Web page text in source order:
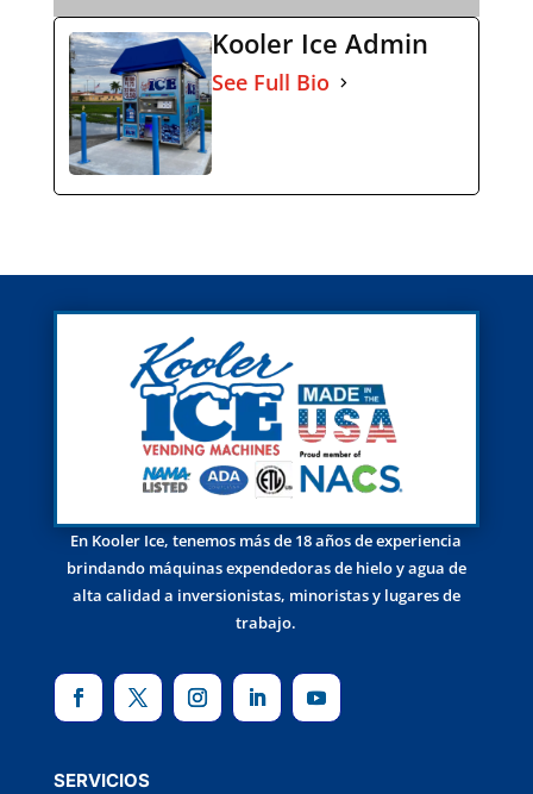
Kooler Ice Admin
See Full Bio
En Kooler Ice, tenemos más de 18 años de experiencia
brindando máquinas expendedoras de hielo y agua de
alta calidad a inversionistas, minoristas y lugares de
trabajo.
SERVICIOS